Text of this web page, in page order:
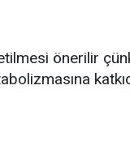
önerilir